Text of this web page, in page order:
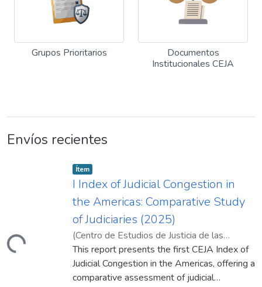
Grupos Prioritarios
Documentos
Institucionales CEJA
Envíos recientes
Item type:
Ítem ,
I Index of Judicial Congestion in
the Americas: Comparative Study
of Judiciaries (2025)
(Centro de Estudios de Justicia de las
Américas (CEJA),2025-07)Ponce Chauca,
Nataly;Medrano Cruz, Adrián;Farfan Mallma,
Juan
This report presents the first CEJA Index of
Judicial Congestion in the Americas, offering a
comparative assessment of judicial